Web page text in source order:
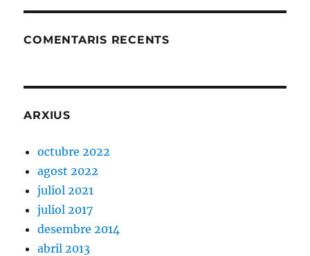
COMENTARIS RECENTS
ARXIUS
octubre 2022
agost 2022
juliol 2021
juliol 2017
desembre 2014
abril 2013